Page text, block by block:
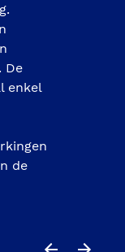
De
enkel
en de